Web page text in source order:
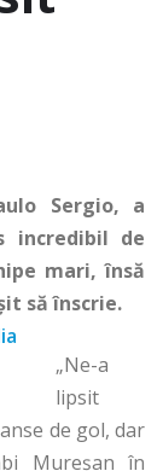
Sergio, a
incredibil de
mari, însă
să înscrie.
„Ne-a
lipsit
de gol, dar
Mureşan în